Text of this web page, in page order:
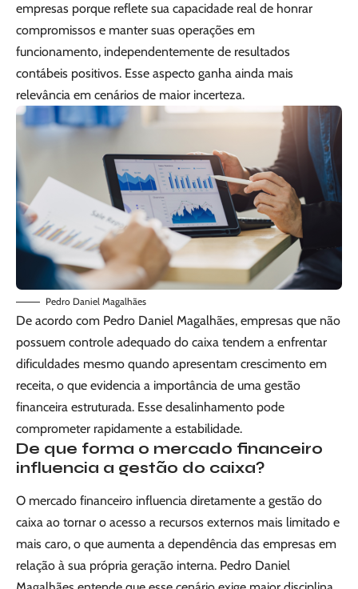
empresas porque reflete sua capacidade real de honrar
compromissos e manter suas operações em
funcionamento, independentemente de resultados
contábeis positivos. Esse aspecto ganha ainda mais
relevância em cenários de maior incerteza.
Pedro Daniel Magalhães
De acordo com Pedro Daniel Magalhães, empresas que não
possuem controle adequado do caixa tendem a enfrentar
dificuldades mesmo quando apresentam crescimento em
receita, o que evidencia a importância de uma gestão
financeira estruturada. Esse desalinhamento pode
comprometer rapidamente a estabilidade.
De que forma o mercado financeiro
influencia a gestão do caixa?
O mercado financeiro influencia diretamente a gestão do
caixa ao tornar o acesso a recursos externos mais limitado e
mais caro, o que aumenta a dependência das empresas em
relação à sua própria geração interna. Pedro Daniel